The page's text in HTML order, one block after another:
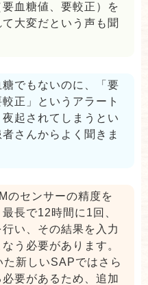
血糖値、要較正）を
大変だという声も聞
でもないのに、「要
正」というアラート
起されてしまうとい
さんからよく聞きま
のセンサーの精度を
最長で12時間に1回、
い、その結果を入力
う必要があります。
た新しいSAPではさら
要があるため、追加